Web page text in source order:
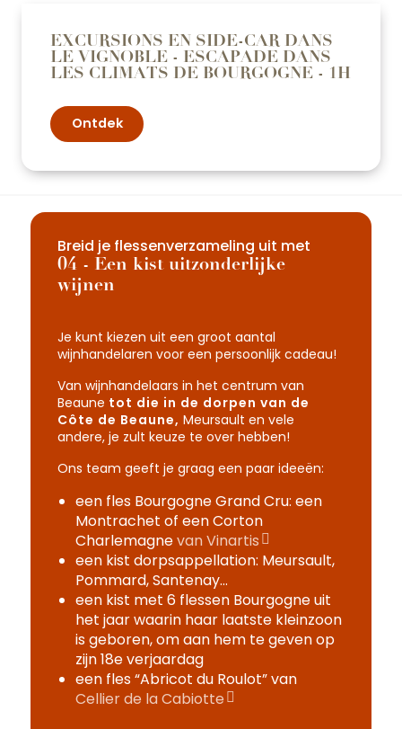
EXCURSIONS EN SIDE-CAR DANS
LE VIGNOBLE - ESCAPADE DANS
LES CLIMATS DE BOURGOGNE - 1H
Ontdek
Breid je flessenverzameling uit met
04 - Een kist uitzonderlijke
wijnen
Je kunt kiezen uit een groot aantal
wijnhandelaren voor een persoonlijk cadeau!
Van wijnhandelaars in het centrum van
Beaune tot die in de dorpen van de
Côte de Beaune, Meursault en vele
andere, je zult keuze te over hebben!
Ons team geeft je graag een paar ideeën:
een fles Bourgogne Grand Cru: een
Montrachet of een Corton
Charlemagnevan Vinartis
een kist dorpsappellation: Meursault,
Pommard, Santenay…
een kist met 6 flessen Bourgogne uit
het jaar waarin haar laatste kleinzoon
is geboren, om aan hem te geven op
zijn 18e verjaardag
een fles “Abricot du Roulot” van
Cellier de la Cabiotte